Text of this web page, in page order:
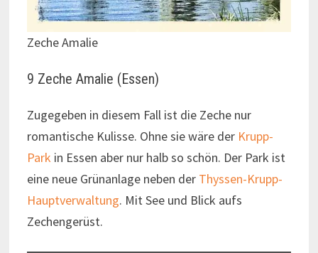
Zeche Amalie
9 Zeche Amalie (Essen)
Zugegeben in diesem Fall ist die Zeche nur
romantische Kulisse. Ohne sie wäre der Krupp-
Park in Essen aber nur halb so schön. Der Park ist
eine neue Grünanlage neben der Thyssen-Krupp-
Hauptverwaltung. Mit See und Blick aufs
Zechengerüst.